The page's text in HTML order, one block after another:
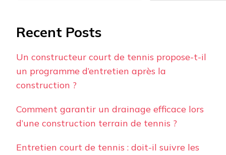
Recent Posts
Un constructeur court de tennis propose-t-il
un programme d’entretien après la
construction ?
Comment garantir un drainage efficace lors
d’une construction terrain de tennis ?
Entretien court de tennis : doit-il suivre les